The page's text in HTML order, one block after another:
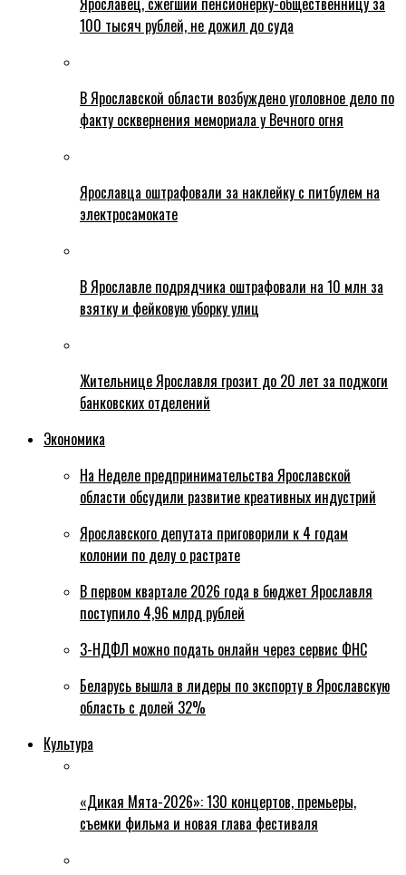
100 тысяч рублей, не дожил до суда
В Ярославской области возбуждено уголовное дело по
факту осквернения мемориала у Вечного огня
Ярославца оштрафовали за наклейку с питбулем на
электросамокате
В Ярославле подрядчика оштрафовали на 10 млн за
взятку и фейковую уборку улиц
Жительнице Ярославля грозит до 20 лет за поджоги
банковских отделений
Экономика
На Неделе предпринимательства Ярославской
области обсудили развитие креативных индустрий
Ярославского депутата приговорили к 4 годам
колонии по делу о растрате
В первом квартале 2026 года в бюджет Ярославля
поступило 4,96 млрд рублей
3-НДФЛ можно подать онлайн через сервис ФНС
Беларусь вышла в лидеры по экспорту в Ярославскую
область с долей 32%
Культура
«Дикая Мята-2026»: 130 концертов, премьеры,
съемки фильма и новая глава фестиваля